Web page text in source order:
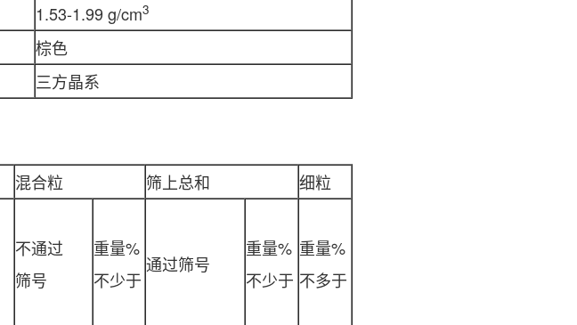
1.53-1.99 g/cm3
棕色
三方晶系
混合粒 筛上总和
细粒
不通过
筛号
重量%
不少于
通过筛号
重量%
不少于
重量%
不多于